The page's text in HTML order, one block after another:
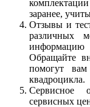
заранее,
Отзывы и
различных
Обращайте
помогут вам
квадроцикла.
Сервисное
сервисных